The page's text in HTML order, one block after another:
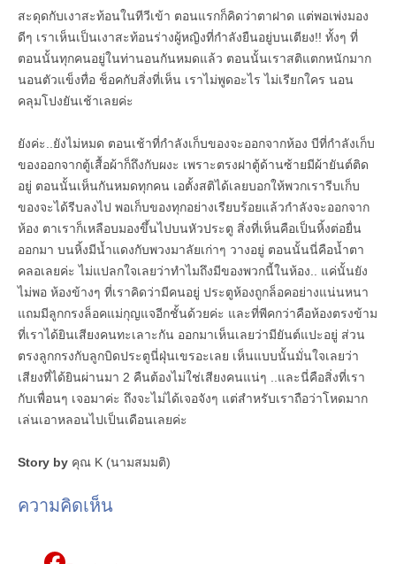
สะดุดกับเงาสะท้อนในทีวีเข้า ตอนแรกก็คิดว่าตาฝาด แต่พอเพ่งมอง
ดีๆ เราเห็นเป็นเงาสะท้อนร่างผู้หญิงที่กำลังยืนอยู่บนเตียง!! ทั้งๆ ที่
ตอนนั้นทุกคนอยู่ในท่านอนกันหมดแล้ว ตอนนั้นเราสติแตกหนักมาก
นอนตัวแข็งทื่อ ช็อคกับสิ่งที่เห็น เราไม่พูดอะไร ไม่เรียกใคร นอน
คลุมโปงยันเช้าเลยค่ะ
ยังค่ะ..ยังไม่หมด ตอนเช้าที่กำลังเก็บของจะออกจากห้อง บีที่กำลังเก็บ
ของออกจากตู้เสื้อผ้าก็ถึงกับผงะ เพราะตรงฝาตู้ด้านซ้ายมีผ้ายันต์ติด
อยู่ ตอนนั้นเห็นกันหมดทุกคน เอตั้งสติได้เลยบอกให้พวกเรารีบเก็บ
ของจะได้รีบลงไป พอเก็บของทุกอย่างเรียบร้อยแล้วกำลังจะออกจาก
ห้อง ตาเราก็เหลือบมองขึ้นไปบนหัวประตู สิ่งที่เห็นคือเป็นหิ้งต่อยื่น
ออกมา บนหิ้งมีน้ำแดงกับพวงมาลัยเก่าๆ วางอยู่ ตอนนั้นนี่คือน้ำตา
คลอเลยค่ะ ไม่แปลกใจเลยว่าทำไมถึงมีของพวกนี้ในห้อง.. แค่นั้นยัง
ไม่พอ ห้องข้างๆ ที่เราคิดว่ามีคนอยู่ ประตูห้องถูกล็อคอย่างแน่นหนา
แถมมีลูกกรงล็อคแม่กุญแจอีกชั้นด้วยค่ะ และที่พีคกว่าคือห้องตรงข้าม
ที่เราได้ยินเสียงคนทะเลาะกัน ออกมาเห็นเลยว่ามียันต์แปะอยู่ ส่วน
ตรงลูกกรงกับลูกบิดประตูนี่ฝุ่นเขรอะเลย เห็นแบบนั้นมั่นใจเลยว่า
เสียงที่ได้ยินผ่านมา 2 คืนต้องไม่ใช่เสียงคนแน่ๆ ..และนี่คือสิ่งที่เรา
กับเพื่อนๆ เจอมาค่ะ ถึงจะไม่ได้เจอจังๆ แต่สำหรับเราถือว่าโหดมาก
เล่นเอาหลอนไปเป็นเดือนเลยค่ะ
Story by คุณ K (นามสมมติ)
ความคิดเห็น